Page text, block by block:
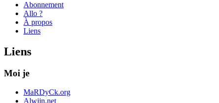
Abonnement
Allo ?
À propos
Liens
Liens
Moi je
MaRDyCk.org
Alwijn.net